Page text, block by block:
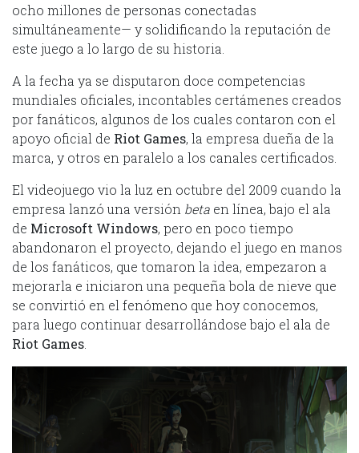
ocho millones de personas conectadas
simultáneamente— y solidificando la reputación de
este juego a lo largo de su historia.
A la fecha ya se disputaron doce competencias
mundiales oficiales, incontables certámenes creados
por fanáticos, algunos de los cuales contaron con el
apoyo oficial de Riot Games, la empresa dueña de la
marca, y otros en paralelo a los canales certificados.
El videojuego vio la luz en octubre del 2009 cuando la
empresa lanzó una versión beta en línea, bajo el ala
de Microsoft Windows, pero en poco tiempo
abandonaron el proyecto, dejando el juego en manos
de los fanáticos, que tomaron la idea, empezaron a
mejorarla e iniciaron una pequeña bola de nieve que
se convirtió en el fenómeno que hoy conocemos,
para luego continuar desarrollándose bajo el ala de
Riot Games